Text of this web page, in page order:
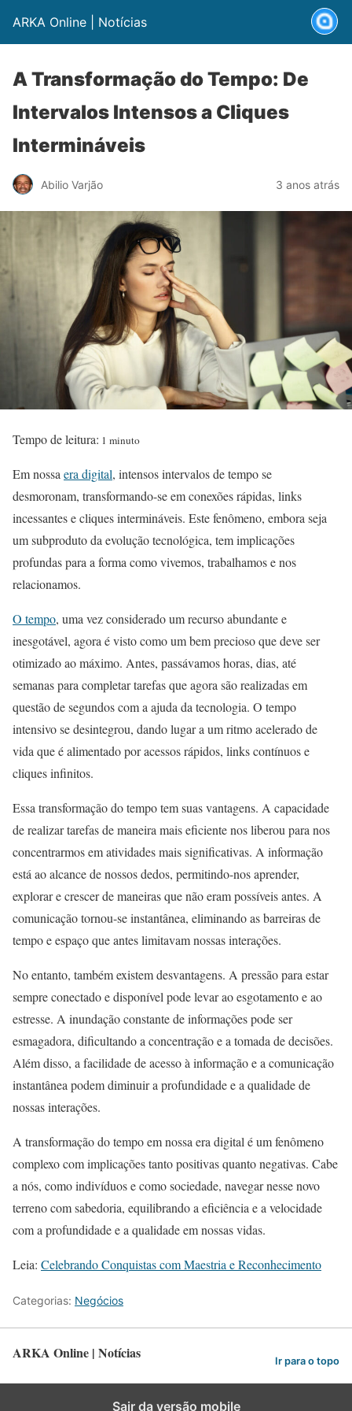
ARKA Online | Notícias
A Transformação do Tempo: De
Intervalos Intensos a Cliques
Intermináveis
Abilio Varjão 3 anos atrás
Tempo de leitura: 1 minuto
Em nossa era digital, intensos intervalos de tempo se
desmoronam, transformando-se em conexões rápidas, links
incessantes e cliques intermináveis. Este fenômeno, embora seja
um subproduto da evolução tecnológica, tem implicações
profundas para a forma como vivemos, trabalhamos e nos
relacionamos.
O tempo, uma vez considerado um recurso abundante e
inesgotável, agora é visto como um bem precioso que deve ser
otimizado ao máximo. Antes, passávamos horas, dias, até
semanas para completar tarefas que agora são realizadas em
questão de segundos com a ajuda da tecnologia. O tempo
intensivo se desintegrou, dando lugar a um ritmo acelerado de
vida que é alimentado por acessos rápidos, links contínuos e
cliques infinitos.
Essa transformação do tempo tem suas vantagens. A capacidade
de realizar tarefas de maneira mais eficiente nos liberou para nos
concentrarmos em atividades mais significativas. A informação
está ao alcance de nossos dedos, permitindo-nos aprender,
explorar e crescer de maneiras que não eram possíveis antes. A
comunicação tornou-se instantânea, eliminando as barreiras de
tempo e espaço que antes limitavam nossas interações.
No entanto, também existem desvantagens. A pressão para estar
sempre conectado e disponível pode levar ao esgotamento e ao
estresse. A inundação constante de informações pode ser
esmagadora, dificultando a concentração e a tomada de decisões.
Além disso, a facilidade de acesso à informação e a comunicação
instantânea podem diminuir a profundidade e a qualidade de
nossas interações.
A transformação do tempo em nossa era digital é um fenômeno
complexo com implicações tanto positivas quanto negativas. Cabe
a nós, como indivíduos e como sociedade, navegar nesse novo
terreno com sabedoria, equilibrando a eficiência e a velocidade
com a profundidade e a qualidade em nossas vidas.
Leia: Celebrando Conquistas com Maestria e Reconhecimento
Categorias: Negócios
ARKA Online | Notícias Ir para o topo
Sair da versão mobile